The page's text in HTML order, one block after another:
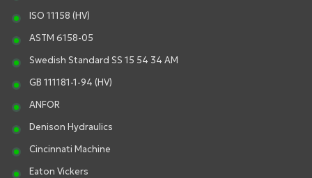
ISO 11158 (HV)
ASTM 6158-05
Swedish Standard SS 15 54 34 AM
GB 111181-1-94 (HV)
ANFOR
Denison Hydraulics
Cincinnati Machine
Eaton Vickers